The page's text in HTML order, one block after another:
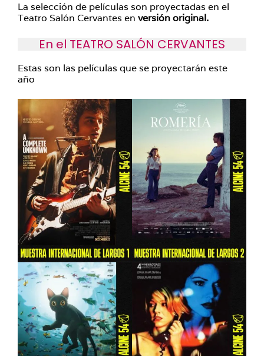
La selección de películas son proyectadas en el
Teatro Salón Cervantes en versión original.
En el TEATRO SALÓN CERVANTES
Estas son las películas que se proyectarán este
año